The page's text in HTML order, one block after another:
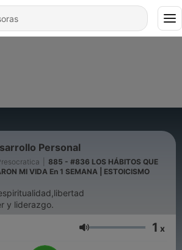
Personal
885 - #836 LOS HÁBITOS QUE
MI VIDA En 1 SEMANA | ESTOICISMO
y liderazgo.
Volumen 1 x